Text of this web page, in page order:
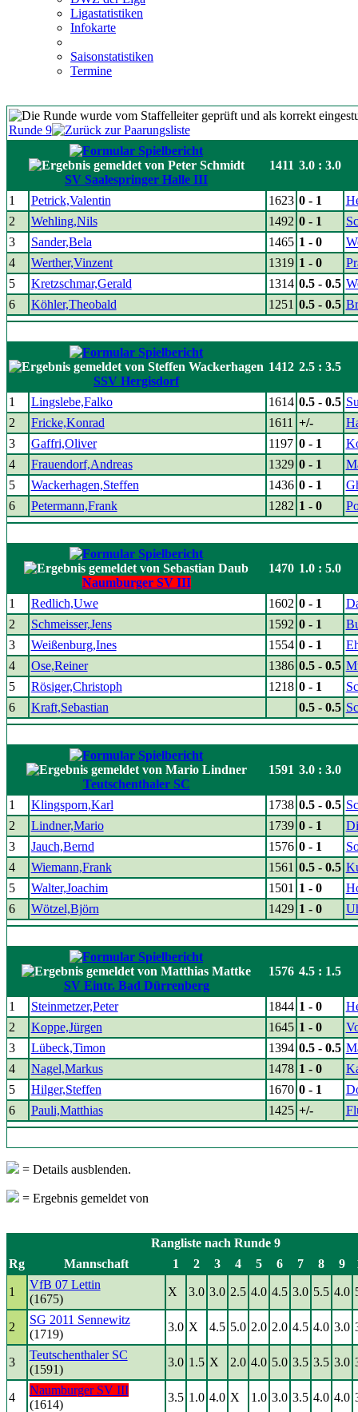
Ligastatistiken
Infokarte
Saisonstatistiken
Termine
Runde 9
SV Saalespringer Halle III
1411 3.0 : 3.0
1 Petrick,Valentin 1623 0 - 1
2
Wehling,Nils 1492 0 - 1
3
Sander,Bela 1465 1 - 0
4
Werther,Vinzent 1319 1 - 0
5
Kretzschmar,Gerald 1314 0.5 - 0.5
6
Köhler,Theobald 1251 0.5 - 0.5
SSV Hergisdorf
1412 2.5 : 3.5
1 Lingslebe,Falko 1614 0.5 - 0.5
2
Fricke,Konrad 1611 +/-
3
Gaffri,Oliver 1197 0 - 1
4
Frauendorf,Andreas 1329 0 - 1
5
Wackerhagen,Steffen 1436 0 - 1
6
Petermann,Frank 1282 1 - 0
Naumburger SV III
1470 1.0 : 5.0
1 Redlich,Uwe 1602 0 - 1
2
Schmeisser,Jens 1592 0 - 1
3
Weißenburg,Ines 1554 0 - 1
4
Ose,Reiner 1386 0.5 - 0.5
5
Rösiger,Christoph 1218 0 - 1
6
Kraft,Sebastian 0.5 - 0.5
Teutschenthaler SC
1591 3.0 : 3.0
1 Klingsporn,Karl 1738 0.5 - 0.5
2
Lindner,Mario 1739 0 - 1
3
Jauch,Bernd 1576 0 - 1
4
Wiemann,Frank 1561 0.5 - 0.5
5
Walter,Joachim 1501 1 - 0
6
Wötzel,Björn 1429 1 - 0
SV Eintr. Bad Dürrenberg
1576 4.5 : 1.5
1 Steinmetzer,Peter 1844 1 - 0
2
Koppe,Jürgen 1645 1 - 0
3
Lübeck,Timon 1394 0.5 - 0.5
4
Nagel,Markus 1478 1 - 0
5
Hilger,Steffen 1670 0 - 1
6
Pauli,Matthias 1425 +/-
= Details ausblenden.
= Ergebnis gemeldet von
Rangliste nach Runde 9
Rg
Mannschaft 1 2 3 4 5 6 7 8 9
1
VfB 07 Lettin
(1675)
X 3.0 3.0 2.5 4.0 4.5 3.0 5.5 4.0
2
SG 2011 Sennewitz
(1719)
3.0 X 4.5 5.0 2.0 2.0 4.5 4.0 3.0
3
Teutschenthaler SC
(1591)
3.0 1.5 X 2.0 4.0 5.0 3.5 3.5 3.0
4
Naumburger SV III
(1614)
3.5 1.0 4.0 X 1.0 3.0 3.5 4.0 4.0